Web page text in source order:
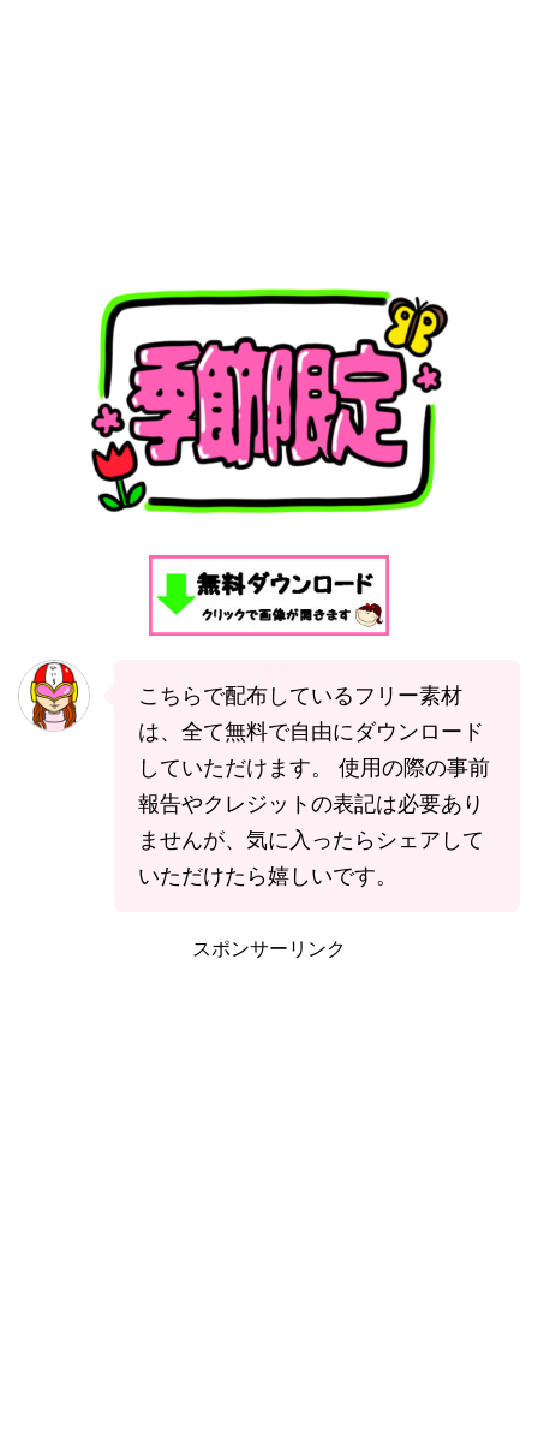
こちらで配布しているフリー素材
は、全て無料で自由にダウンロード
していただけます。 使用の際の事前
報告やクレジットの表記は必要あり
ませんが、気に入ったらシェアして
いただけたら嬉しいです。
スポンサーリンク